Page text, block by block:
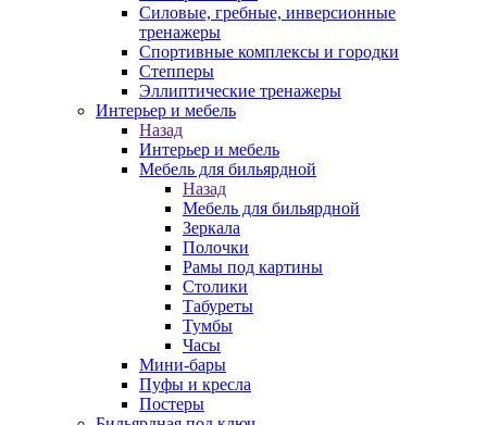
Силовые, гребные, инверсионные
тренажеры
Спортивные комплексы и городки
Степперы
Эллиптические тренажеры
Интерьер и мебель
Назад
Интерьер и мебель
Мебель для бильярдной
Назад
Мебель для бильярдной
Зеркала
Полочки
Рамы под картины
Столики
Табуреты
Тумбы
Часы
Мини-бары
Пуфы и кресла
Постеры